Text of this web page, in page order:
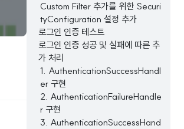
Custom Filter 추가를 위한 Securi
tyConfiguration 설정 추가
로그인 인증 테스트
로그인 인증 성공 및 실패에 따른 추
가 처리
1. AuthenticationSuccessHandl
er 구현
2. AuthenticationFailureHandle
r 구현
3. AuthenticationSuccessHand